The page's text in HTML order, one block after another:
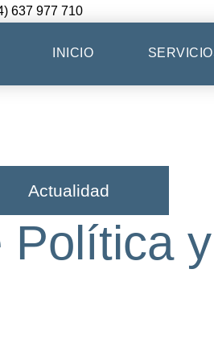
637 977 710
INICIO
Actualidad
Política